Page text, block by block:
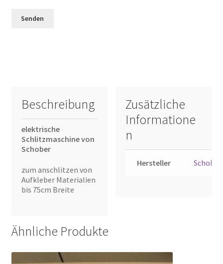
Beschreibung
elektrische
Schlitzmaschine von
Schober
zum anschlitzen von
Aufkleber Materialien
bis 75cm Breite
Zusätzliche
Informatione
n
Hersteller Schober
Ähnliche Produkte